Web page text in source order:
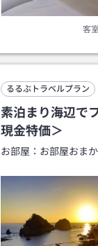
客
るるぶトラベルプラン
素泊まり海辺で
現金特価＞
お部屋： お部屋おま